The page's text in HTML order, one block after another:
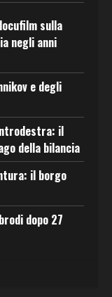
sulla
negli anni
e degli
il
della bilancia
il borgo
dopo 27